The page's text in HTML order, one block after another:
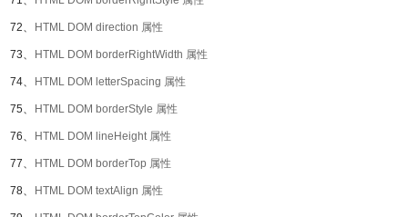
72、 HTML DOM direction 属性
73、 HTML DOM borderRightWidth 属性
74、 HTML DOM letterSpacing 属性
75、 HTML DOM borderStyle 属性
76、 HTML DOM lineHeight 属性
77、 HTML DOM borderTop 属性
78、 HTML DOM textAlign 属性